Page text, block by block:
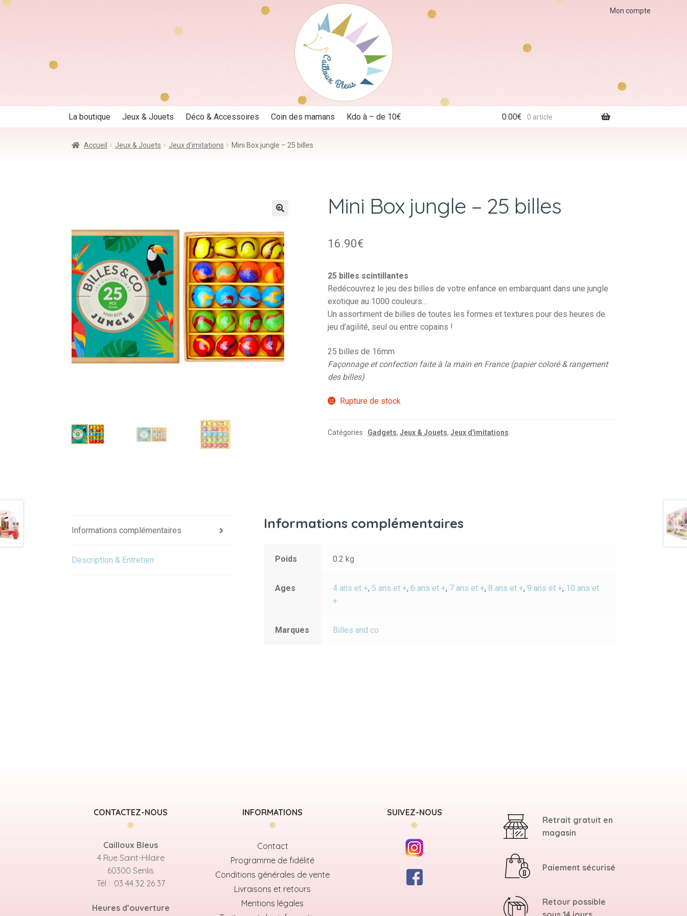
Mon compte
La boutique Jeux & Jouets Déco & Accessoires Coin des mamans Kdo à – de 10€ 0.00€ 0 article
Accueil Jeux & Jouets Jeux d'imitations Mini Box jungle – 25 billes
Mini Box jungle – 25 billes
16.90€
25 billes scintillantes
Redécouvrez le jeu des billes de votre enfance en embarquant dans une jungle
exotique au 1000 couleurs…
Un assortiment de billes de toutes les formes et textures pour des heures de
jeu d’agilité, seul ou entre copains !
25 billes de 16mm
Façonnage et confection faite à la main en France (papier coloré & rangement
des billes)
Rupture de stock
Catégories : Gadgets, Jeux & Jouets, Jeux d'imitations
Informations complémentaires
Description & Entretien
Informations complémentaires
Poids 0.2 kg
Ages 4 ans et +, 5 ans et +,6 ans et +, 7 ans et +,8 ans et +,9 ans et +, 10 ans et
+
Marques Billes and co
CONTACTEZ-NOUS
Cailloux Bleus
4 Rue Saint-Hilaire
60300 Senlis
Tél : 03 44 32 26 37
Heures d’ouverture
INFORMATIONS
Contact
Programme de fidélité
Conditions générales de vente
Livraisons et retours
Mentions légales
SUIVEZ-NOUS
Retrait gratuit en
magasin
Paiement sécurisé
Retour possible